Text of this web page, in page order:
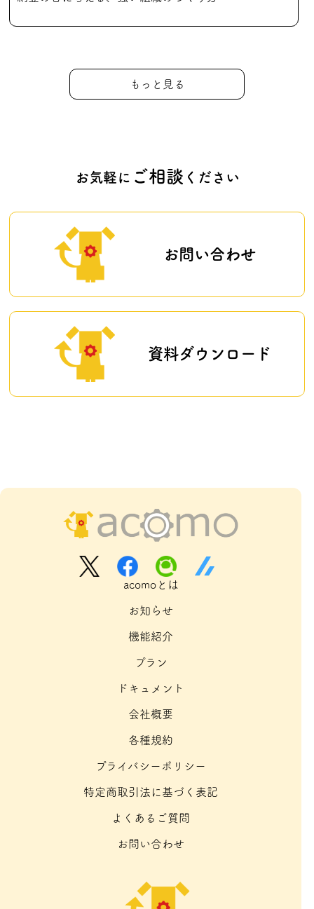
もっと見る
お気軽に ご相談 ください
お問い合わせ
資料ダウンロード
acomoとは
お知らせ
機能紹介
プラン
ドキュメント
会社概要
各種規約
プライバシーポリシー
特定商取引法に基づく表記
よくあるご質問
お問い合わせ